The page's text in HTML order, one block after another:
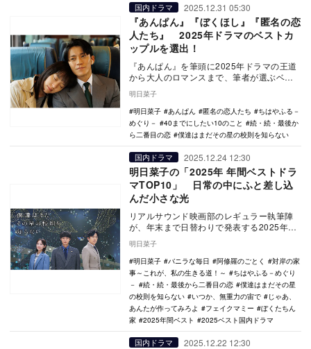
国内ドラマ 2025.12.31 05:30
『あんぱん』『ぼくほし』『匿名の恋
人たち』 2025年ドラマのベストカ
ップルを選出！
『あんぱん』を筆頭に2025年ドラマの王道
から大人のロマンスまで、筆者が選ぶベス
ゆく恋愛…
明日菜子
明日菜子
あんぱん 匿名の恋人たち
ちはやふる－
めぐり－
40までにしたい10のこと
続・続・最後か
ら二番目の恋
僕達はまだその星の校則を知らない
国内ドラマ 2025.12.24 12:30
明日菜子の「2025年 年間ベストドラ
マTOP10」 日常の中にふと差し込
んだ小さな光
リアルサウンド映画部のレギュラー執筆陣
が、年末まで日替わりで発表する2025年の
ドラマ、ア…
明日菜子
明日菜子
バニラな毎日 阿修羅のごとく
対岸の家
事～これが、私の生きる道！～
ちはやふる－めぐり
－
続・続・最後から二番目の恋
僕達はまだその星
の校則を知らない
いつか、無重力の宙で
じゃあ、
あんたが作ってみろよ
フェイクマミー
ぼくたちん
家
2025年間ベスト 2025ベスト国内ドラマ
国内ドラマ 2025.12.22 12:30